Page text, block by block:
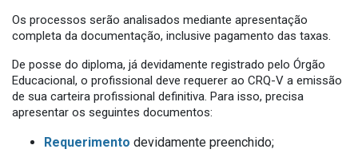
Os processos serão analisados mediante apresentação
completa da documentação, inclusive pagamento das taxas.
De posse do diploma, já devidamente registrado pelo Órgão
Educacional, o profissional deve requerer ao CRQ-V a emissão
de sua carteira profissional definitiva. Para isso, precisa
apresentar os seguintes documentos:
Requerimento devidamente preenchido;